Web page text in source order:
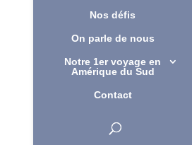
Nos défis
On parle de nous
Notre 1er voyage en
Amérique du Sud
Contact